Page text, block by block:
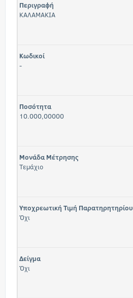
Περιγραφή
ΚΑΛΑΜΑΚΙΑ
Κωδικοί
-
Ποσότητα
10.000,00000
Μονάδα Μέτρησης
Τεμάχιο
Υποχρεωτική Τιμή Παρατηρητηρίου
Όχι
Δείγμα
Όχι